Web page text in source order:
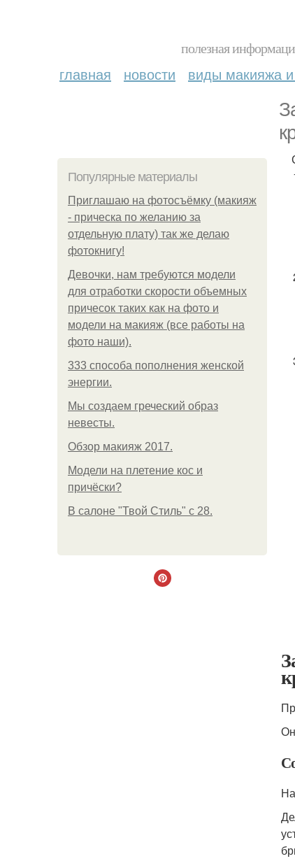
полезная
главная новости виды макияжа
Популярные материалы
Приглашаю на фотосъёмку (макияж
- прическа по желанию за
отдельную плату) так же делаю
фотокнигу!
Девочки, нам требуются модели
для отработки скорости объемных
причесок таких как на фото и
модели на макияж (все работы на
фото наши).
333 способа пополнения женской
энергии.
Мы создаем греческий образ
невесты.
Обзор макияж 2017.
Модели на плетение кос и
причёски?
В салоне "Твой Стиль" с 28.